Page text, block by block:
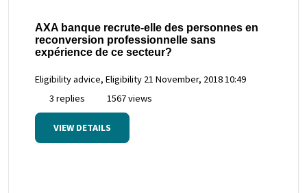
AXA banque recrute-elle des personnes en
reconversion professionnelle sans
expérience de ce secteur?
Eligibility advice, Eligibility 21 November, 2018 10:49
3 replies
1567 views
VIEW DETAILS